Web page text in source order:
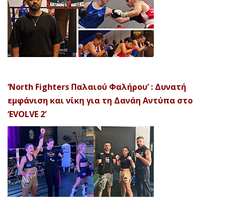
‘North Fighters Παλαιού Φαλήρου’ : Δυνατή
εμφάνιση και νίκη για τη Δανάη Αντύπα στο
‘EVOLVE 2’